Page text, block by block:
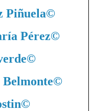
Piñuela©
Pérez©
©
©
©